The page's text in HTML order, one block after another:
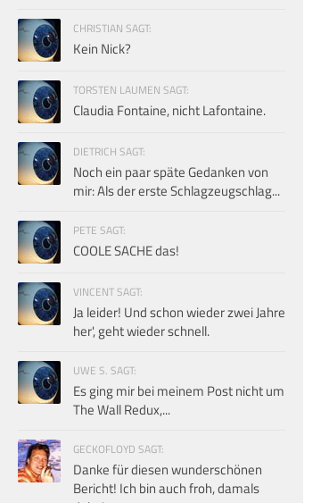
CHRISTIAN SAGT:
Kein Nick?
TORSTEN LAUMEN SAGT:
Claudia Fontaine, nicht Lafontaine.
DIETRICH SAGT:
Noch ein paar späte Gedanken von
mir: Als der erste Schlagzeugschlag...
PETE SAGT:
COOLE SACHE das!
VINCENT SAGT:
Ja leider! Und schon wieder zwei Jahre
her', geht wieder schnell.
UWE S. SAGT:
Es ging mir bei meinem Post nicht um
The Wall Redux,...
GECKOFLOYD SAGT:
Danke für diesen wunderschönen
Bericht! Ich bin auch froh, damals